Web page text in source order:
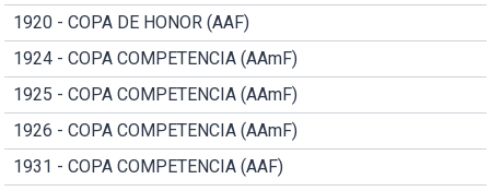
1920 - COPA DE HONOR (AAF)
1924 - COPA COMPETENCIA (AAmF)
1925 - COPA COMPETENCIA (AAmF)
1926 - COPA COMPETENCIA (AAmF)
1931 - COPA COMPETENCIA (AAF)